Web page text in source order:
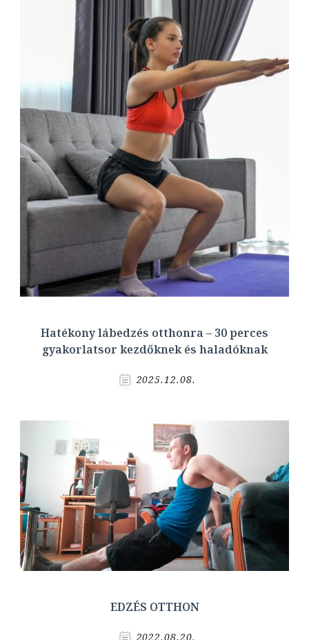
Hatékony lábedzés otthonra – 30 perces
gyakorlatsor kezdőknek és haladóknak
2025.12.08.
EDZÉS OTTHON
2022.08.20.